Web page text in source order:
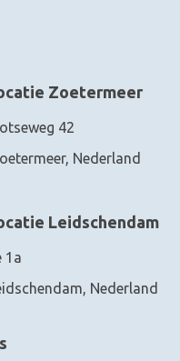
Zoetermeer
42
Nederland
Leidschendam
1a
Nederland